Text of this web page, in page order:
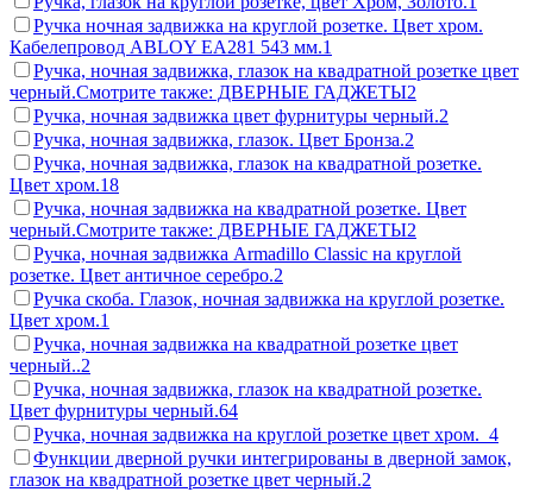
Ручка ночная задвижка на круглой розетке. Цвет хром.
Кабелепровод ABLOY EA281 543 мм.1
Ручка, ночная задвижка, глазок на квадратной розетке цвет
черный.Смотрите также: ДВЕРНЫЕ ГАДЖЕТЫ2
Ручка, ночная задвижка цвет фурнитуры черный.2
Ручка, ночная задвижка, глазок. Цвет Бронза.2
Ручка, ночная задвижка, глазок на квадратной розетке.
Цвет хром.18
Ручка, ночная задвижка на квадратной розетке. Цвет
черный.Смотрите также: ДВЕРНЫЕ ГАДЖЕТЫ2
Ручка, ночная задвижка Armadillo Classic на круглой
розетке. Цвет античное серебро.2
Ручка скоба. Глазок, ночная задвижка на круглой розетке.
Цвет хром.1
Ручка, ночная задвижка на квадратной розетке цвет
черный..2
Ручка, ночная задвижка, глазок на квадратной розетке.
Цвет фурнитуры черный.64
Ручка, ночная задвижка на круглой розетке цвет хром. 4
Функции дверной ручки интегрированы в дверной замок,
глазок на квадратной розетке цвет черный.2